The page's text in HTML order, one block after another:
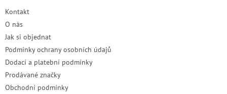
Kontakt
O nás
Jak si objednat
Podmínky ochrany osobních údajů
Dodací a platební podmínky
Prodávané značky
Obchodní podmínky